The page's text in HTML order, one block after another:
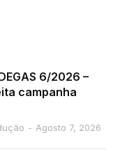
6/2026 –
campanha
Agosto 7, 2026